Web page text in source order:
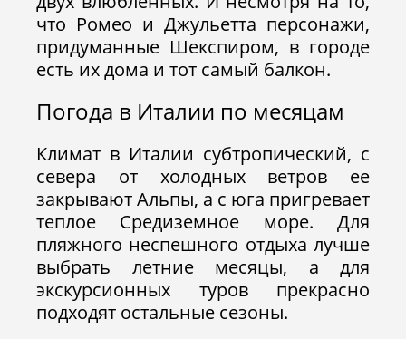
что Ромео и Джульетта персонажи,
придуманные Шекспиром, в городе
есть их дома и тот самый балкон.
Погода в Италии по месяцам
Климат в Италии субтропический, с
севера от холодных ветров ее
закрывают Альпы, а с юга пригревает
теплое Средиземное море. Для
пляжного неспешного отдыха лучше
выбрать летние месяцы, а для
экскурсионных туров прекрасно
подходят остальные сезоны.